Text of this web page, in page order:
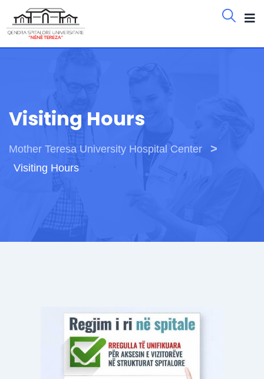
Visiting Hours
Mother Teresa University Hospital Center >
Visiting Hours